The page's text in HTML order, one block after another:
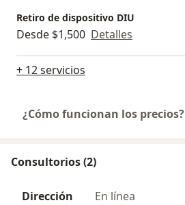
Retiro de dispositivo DIU
Desde $1,500 Detalles
+ 12 servicios
¿Cómo funcionan los precios?
Consultorios (2)
Dirección En línea